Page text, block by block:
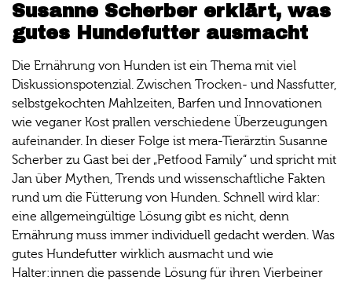
Susanne Scherber erklärt, was
gutes Hundefutter ausmacht
Die Ernährung von Hunden ist ein Thema mit viel
Diskussionspotenzial. Zwischen Trocken- und Nassfutter,
selbstgekochten Mahlzeiten, Barfen und Innovationen
wie veganer Kost prallen verschiedene Überzeugungen
aufeinander. In dieser Folge ist mera-Tierärztin Susanne
Scherber zu Gast bei der „Petfood Family“ und spricht mit
Jan über Mythen, Trends und wissenschaftliche Fakten
rund um die Fütterung von Hunden. Schnell wird klar:
eine allgemeingültige Lösung gibt es nicht, denn
Ernährung muss immer individuell gedacht werden. Was
gutes Hundefutter wirklich ausmacht und wie
Halter:innen die passende Lösung für ihren Vierbeiner